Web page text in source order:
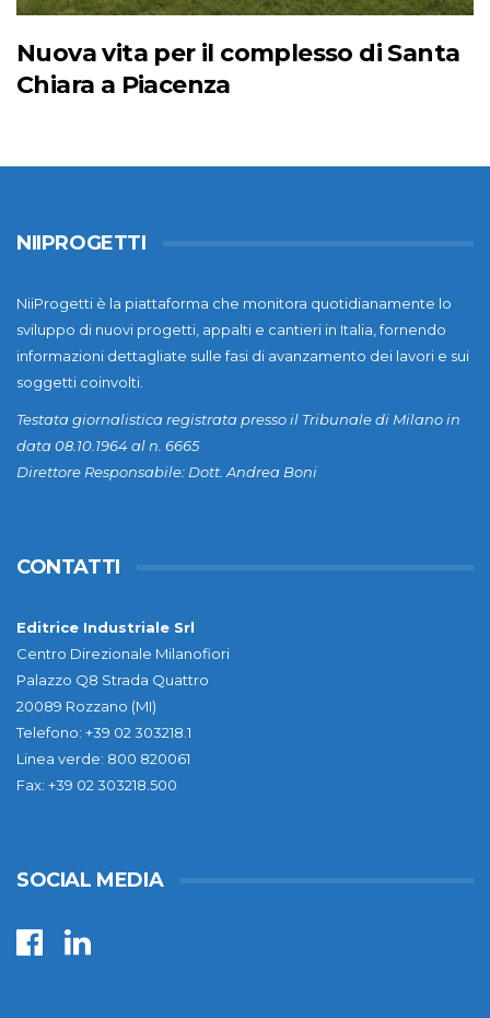
Nuova vita per il complesso di Santa
Chiara a Piacenza
NIIPROGETTI
NiiProgetti è la piattaforma che monitora quotidianamente lo
sviluppo di nuovi progetti, appalti e cantieri in Italia, fornendo
informazioni dettagliate sulle fasi di avanzamento dei lavori e sui
soggetti coinvolti.
Testata giornalistica registrata presso il Tribunale di Milano in
data 08.10.1964 al n. 6665
Direttore Responsabile: Dott. Andrea Boni
CONTATTI
Editrice Industriale Srl
Centro Direzionale Milanofiori
Palazzo Q8 Strada Quattro
20089 Rozzano (MI)
Telefono: +39 02 303218.1
Linea verde: 800 820061
Fax: +39 02 303218.500
SOCIAL MEDIA